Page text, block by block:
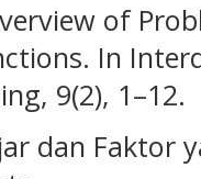
of
In
9(2), 1–12.
dan Faktor